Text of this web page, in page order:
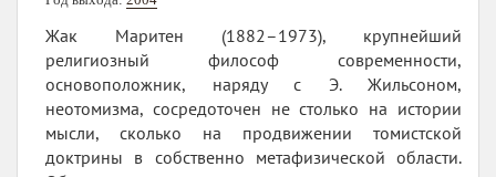
Жак Маритен (1882–1973), крупнейший
религиозный философ современности,
основоположник, наряду с Э. Жильсоном,
неотомизма, сосредоточен не столько на истории
мысли, сколько на продвижении томистской
доктрины в собственно метафизической области.